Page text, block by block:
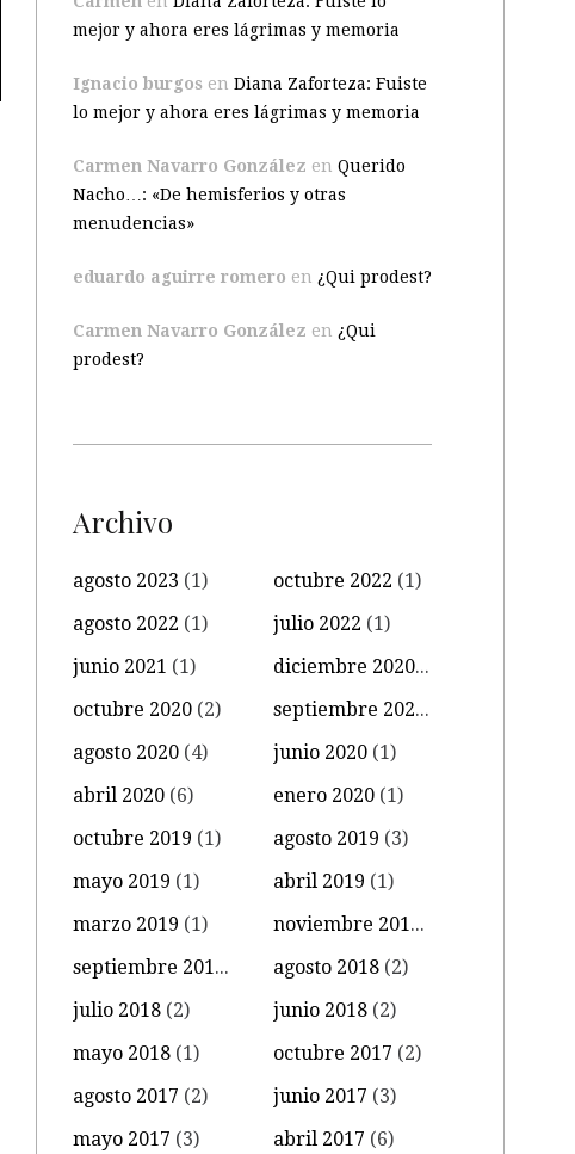
mejor y ahora eres lágrimas y memoria
Ignacio burgos en Diana Zaforteza: Fuiste
lo mejor y ahora eres lágrimas y memoria
Carmen Navarro González en Querido
Nacho…: «De hemisferios y otras
menudencias»
eduardo aguirre romero en ¿Qui prodest?
Carmen Navarro González en ¿Qui
prodest?
Archivo
agosto 2023 (1) octubre 2022 (1)
agosto 2022 (1) julio 2022 (1)
junio 2021 (1) diciembre 2020
(1)
octubre 2020(2) septiembre 2020(3)
agosto 2020(4) junio 2020 (1)
abril 2020(6) enero 2020 (1)
octubre 2019 (1) agosto 2019 (3)
mayo 2019 (1) abril 2019 (1)
marzo 2019 (1) noviembre 2018(2)
septiembre 2018(1) agosto 2018 (2)
julio 2018(2) junio 2018 (2)
mayo 2018(1) octubre 2017 (2)
agosto 2017 (2) junio 2017 (3)
mayo 2017 (3) abril 2017 (6)